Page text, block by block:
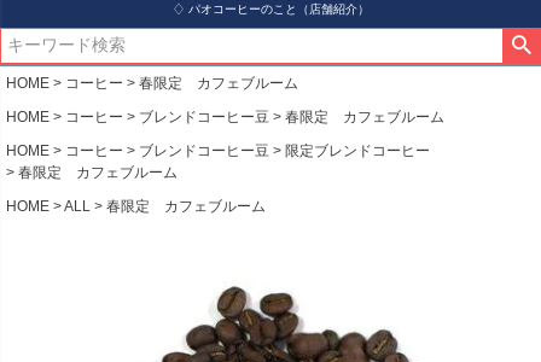
♢ パオコーヒーのこと（店舗紹介）
HOME コーヒー
春限定 カフェブルーム
HOME
コーヒー ブレンドコーヒー豆
春限定 カフェブルーム
HOME
コーヒー ブレンドコーヒー豆
限定ブレンドコーヒー
春限定 カフェブルーム
HOME
ALL 春限定 カフェブルーム